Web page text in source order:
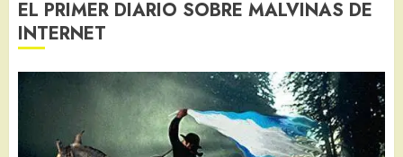
EL PRIMER DIARIO SOBRE MALVINAS DE
INTERNET